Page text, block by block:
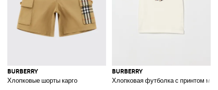
BURBERRY
Хлопковые шорты карго
BURBERRY
Хлопковая футболка с принтом